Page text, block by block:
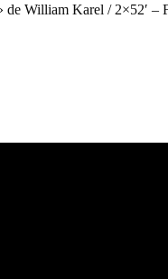
de William Karel / 2×52′